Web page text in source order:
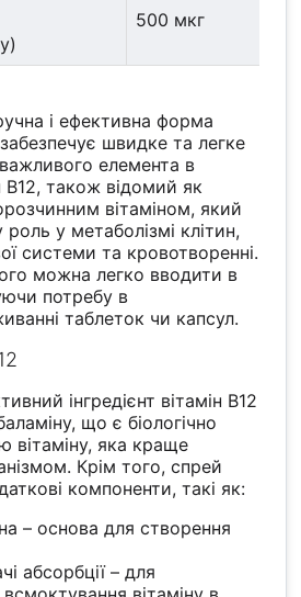
500 мкг
і ефективна форма
забезпечує швидке та легке
елемента в
B12, також відомий як
вітаміном, який
роль у метаболізмі клітин,
системи та кровотворенні.
можна легко вводити в
потребу в
таблеток чи капсул.
інгредієнт вітамін B12
що є біологічно
яка краще
Крім того, спрей
компоненти, такі як:
– основа для створення
абсорбції – для